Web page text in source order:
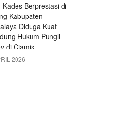
Kades Berprestasi di
Kabupaten
Diduga Kuat
Hukum Pungli
di Ciamis
2026